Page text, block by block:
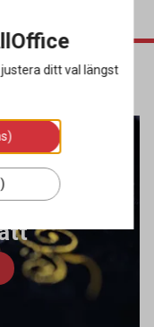
plagg på
ditt val längst